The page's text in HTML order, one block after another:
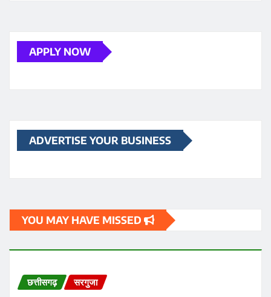
APPLY NOW
ADVERTISE YOUR BUSINESS
YOU MAY HAVE MISSED
छत्तीसगढ़ सरगुजा